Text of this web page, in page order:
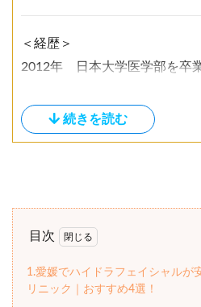
＜経歴＞
2012年 日本大学医学部を卒
2014年 慶應義塾大学整形外
2016年 大手美容外科クリニ
＜所属学会＞
日本整形外科学会
東日本整形災害外科学会
目次
1.愛媛でハイドラフェイシャルが
リニック｜おすすめ4選！